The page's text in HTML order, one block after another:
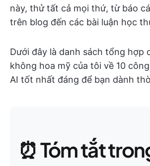
này, thử tất cả mọi thứ, từ báo
trên blog đến các bài luận học
Dưới đây là danh sách tổng hợp
không hoa mỹ của tôi về 10
AI tốt nhất đáng để bạn dành
⏰ Tóm tắt